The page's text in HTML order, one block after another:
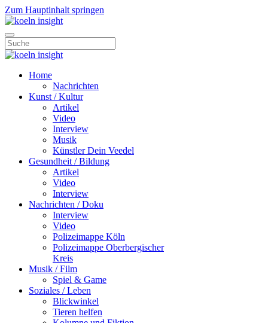
Zum Hauptinhalt springen
Home
Nachrichten
Kunst / Kultur
Artikel
Video
Interview
Musik
Künstler Dein Veedel
Gesundheit / Bildung
Artikel
Video
Interview
Nachrichten / Doku
Interview
Video
Polizeimappe Köln
Polizeimappe Oberbergischer
Kreis
Musik / Film
Spiel & Game
Soziales / Leben
Blickwinkel
Tieren helfen